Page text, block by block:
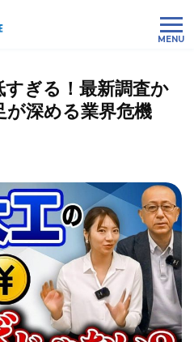
MENU
ぎる！最新調査か
が深める業界危機